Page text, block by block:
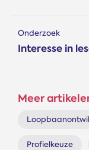
Onderzoek
Interesse in
Meer
Profielkeuze